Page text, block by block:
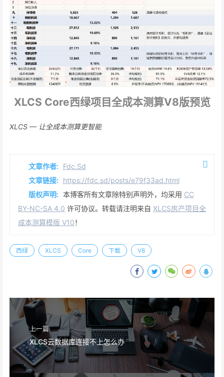
XLCS Core西绿项目全成本测算V8版预览
XLCS — 让全成本测算更智能
文章作者: Fdc.Sd
文章链接: https://fdc.sd/posts/e79f33ad.html
版权声明: 本博客所有文章除特别声明外，均采用 CC
BY-NC-SA 4.0 许可协议。转载请注明来自 XLCS房产项目全
成本测算模版 V10！
西绿 XLCS Core 下载 V8
上一篇
XLCS云数据库连接不上怎么办